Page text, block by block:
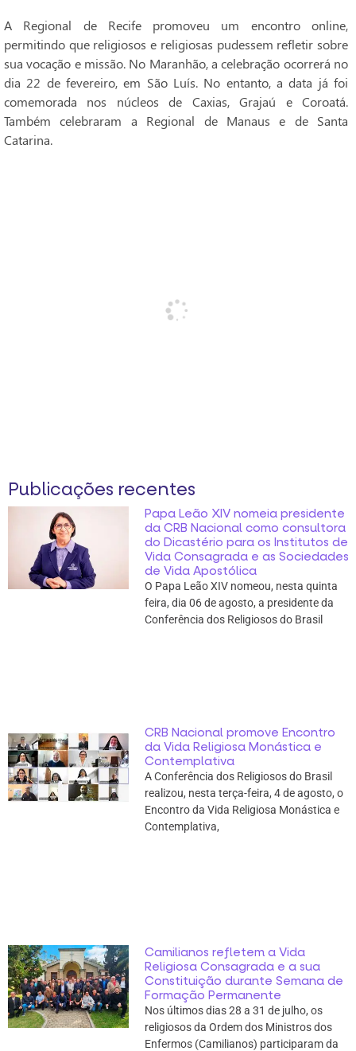
A Regional de Recife promoveu um encontro online,
permitindo que religiosos e religiosas pudessem refletir sobre
sua vocação e missão. No Maranhão, a celebração ocorrerá no
dia 22 de fevereiro, em São Luís. No entanto, a data já foi
comemorada nos núcleos de Caxias, Grajaú e Coroatá.
Também celebraram a Regional de Manaus e de Santa
Catarina.
Publicações recentes
Papa Leão XIV nomeia presidente
da CRB Nacional como consultora
do Dicastério para os Institutos de
Vida Consagrada e as Sociedades
de Vida Apostólica
O Papa Leão XIV nomeou, nesta quinta
feira, dia 06 de agosto, a presidente da
Conferência dos Religiosos do Brasil
CRB Nacional promove Encontro
da Vida Religiosa Monástica e
Contemplativa
A Conferência dos Religiosos do Brasil
realizou, nesta terça-feira, 4 de agosto, o
Encontro da Vida Religiosa Monástica e
Contemplativa,
Camilianos refletem a Vida
Religiosa Consagrada e a sua
Constituição durante Semana de
Formação Permanente
Nos últimos dias 28 a 31 de julho, os
religiosos da Ordem dos Ministros dos
Enfermos (Camilianos) participaram da